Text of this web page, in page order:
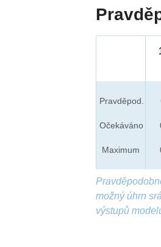
Pravděpod.
Očekáváno
Maximum
možný úhrn
výstupů